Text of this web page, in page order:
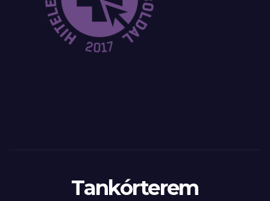
Tankórterem